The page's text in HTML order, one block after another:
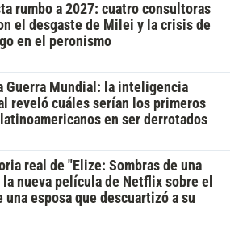
rumbo a 2027: cuatro consultoras
el desgaste de Milei y la crisis de
en el peronismo
Guerra Mundial: la inteligencia
reveló cuáles serían los primeros
en ser derrotados
real de "Elize: Sombras de una
la nueva película de Netflix sobre el
una esposa que descuartizó a su